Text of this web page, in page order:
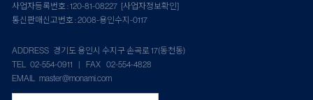
사업자등록번호 : 120-81-08227 [사업자정보확인]
통신판매신고번호 : 2008-용인수지-0117
ADDRESS 경기도 용인시 수지구 손곡로 17(동천동)
TEL 02-554-0911 | FAX 02-554-4828
EMAIL master@monami.com